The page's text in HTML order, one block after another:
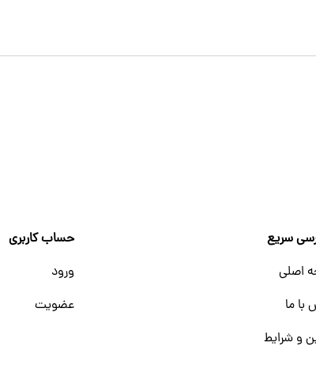
سریع
اصلی
با ما
و شرایط
حساب کاربری
ورود
عضویت